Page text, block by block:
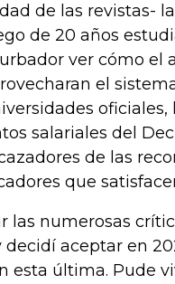
de las revistas-
de 20 años
ver cómo el
el
salariales del
de las
que
las numerosas
decidí aceptar en
esta última. Pude